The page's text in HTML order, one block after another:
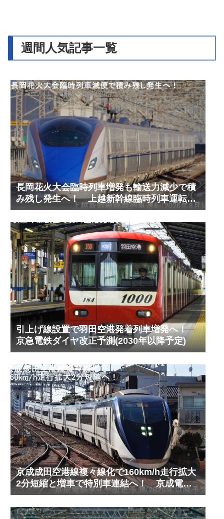
週間人気記事一覧
長岡花火大会臨時列車増発も輸送力減少で積
み残し発生へ！ 上越新幹線臨時列車運転
(2026年8月)
引上げ線設置で羽田空港発着列車増発へ！
京急電鉄ダイヤ改正予測(2030年以降予定)
京成成田空港線複々線化で160km/h走行拡大
2分短縮と増車で特別車連結へ！ 京成電鉄
ダイヤ改正予測(2029年以降予定)